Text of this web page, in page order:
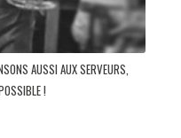
AUSSI AUX SERVEURS,
!